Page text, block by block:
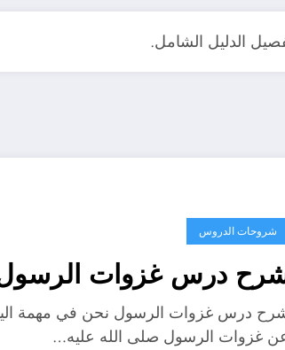
الدليل الشامل.
شروحات الدروس
درس غزوات
درس غزوات الرسول نحن في مهمة
غزوات الرسول صلى الله عليه…